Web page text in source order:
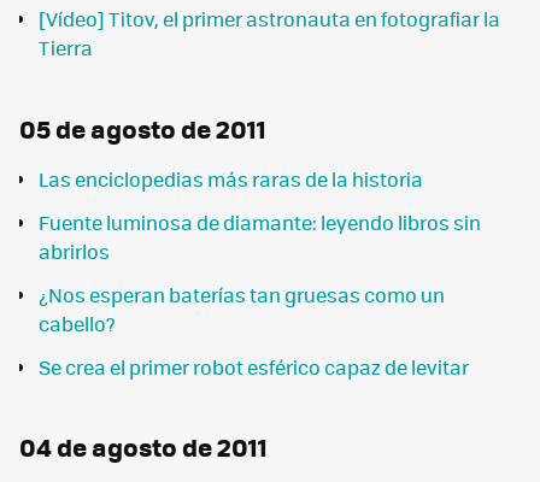
[Vídeo] Titov, el primer astronauta en fotografiar la
Tierra
05 de agosto de 2011
Las enciclopedias más raras de la historia
Fuente luminosa de diamante: leyendo libros sin
abrirlos
¿Nos esperan baterías tan gruesas como un
cabello?
Se crea el primer robot esférico capaz de levitar
04 de agosto de 2011